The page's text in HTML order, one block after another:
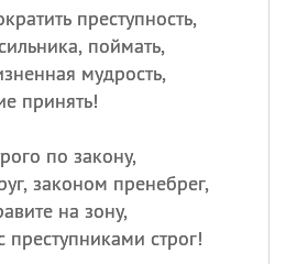
преступность,
поймать,
мудрость,
принять!
по закону,
законом пренебрег,
на зону,
строг!